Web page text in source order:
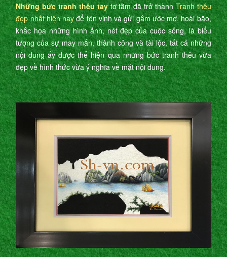
Những bức tranh thêu taytơ tằm đã trở thànhTranh thêu
đẹp nhất hiện nayđể tôn vinh và gửi gắm ước mơ, hoài bão,
khắc họa những hình ảnh, nét đẹp của cuộc sống, là biểu
tượng của sự may mắn, thành công và tài lộc, tất cả những
nội dung ấy được thể hiện qua những bức tranh thêu vừa
đẹp về hình thức vừa ý nghĩa về mặt nội dung.